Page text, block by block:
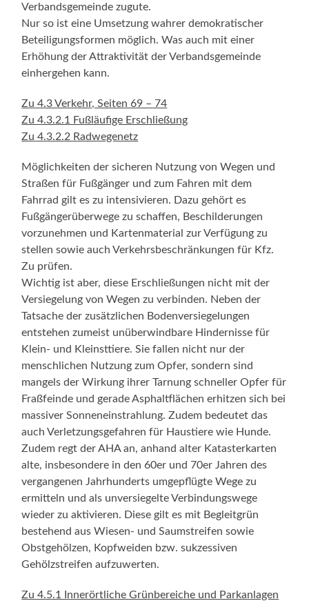
Verbandsgemeinde zugute.
Nur so ist eine Umsetzung wahrer demokratischer
Beteiligungsformen möglich. Was auch mit einer
Erhöhung der Attraktivität der Verbandsgemeinde
einhergehen kann.
Zu 4.3 Verkehr, Seiten 69 – 74
Zu 4.3.2.1 Fußläufige Erschließung
Zu 4.3.2.2 Radwegenetz
Möglichkeiten der sicheren Nutzung von Wegen und
Straßen für Fußgänger und zum Fahren mit dem
Fahrrad gilt es zu intensivieren. Dazu gehört es
Fußgängerüberwege zu schaffen, Beschilderungen
vorzunehmen und Kartenmaterial zur Verfügung zu
stellen sowie auch Verkehrsbeschränkungen für Kfz.
Zu prüfen.
Wichtig ist aber, diese Erschließungen nicht mit der
Versiegelung von Wegen zu verbinden. Neben der
Tatsache der zusätzlichen Bodenversiegelungen
entstehen zumeist unüberwindbare Hindernisse für
Klein- und Kleinsttiere. Sie fallen nicht nur der
menschlichen Nutzung zum Opfer, sondern sind
mangels der Wirkung ihrer Tarnung schneller Opfer für
Fraßfeinde und gerade Asphaltflächen erhitzen sich bei
massiver Sonneneinstrahlung. Zudem bedeutet das
auch Verletzungsgefahren für Haustiere wie Hunde.
Zudem regt der AHA an, anhand alter Katasterkarten
alte, insbesondere in den 60er und 70er Jahren des
vergangenen Jahrhunderts umgepflügte Wege zu
ermitteln und als unversiegelte Verbindungswege
wieder zu aktivieren. Diese gilt es mit Begleitgrün
bestehend aus Wiesen- und Saumstreifen sowie
Obstgehölzen, Kopfweiden bzw. sukzessiven
Gehölzstreifen aufzuwerten.
Zu 4.5.1 Innerörtliche Grünbereiche und Parkanlagen